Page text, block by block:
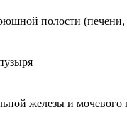
полости (печени,
железы и мочевого